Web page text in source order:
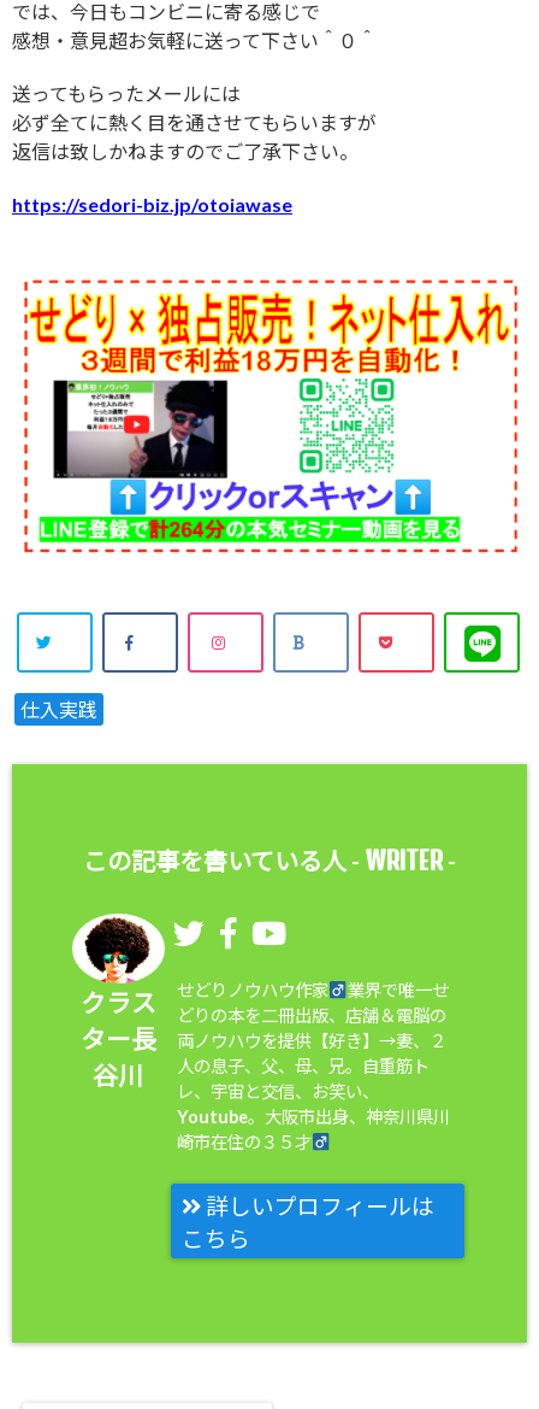
では、今日もコンビニに寄る感じで
感想・意見超お気軽に送って下さい＾０＾
送ってもらったメールには
必ず全てに熱く目を通させてもらいますが
返信は致しかねますのでご了承下さい。
https://sedori-biz.jp/otoiawase
仕入実践
この記事を書いている人 - WRITER-
クラス
ター長
谷川
せどりノウハウ作家
業界で唯一せ
どりの本を二冊出版、店舗＆電脳の
両ノウハウを提供【好き】→妻、２
人の息子、父、母、兄。自重筋ト
レ、宇宙と交信、お笑い、
Youtube。大阪市出身、神奈川県川
崎市在住の３５才
詳しいプロフィールは
こちら